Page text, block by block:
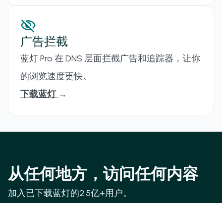
visibility_off
广告拦截
蓝灯 Pro 在 DNS 层面拦截广告和追踪器，让你
的浏览速度更快。
下载蓝灯 →
从任何地方，访问任何内容
加入已下载蓝灯的2.5亿+用户。